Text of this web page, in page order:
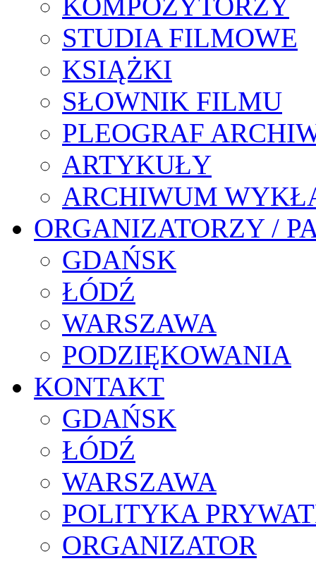
STUDIA FILMOWE
KSIĄŻKI
SŁOWNIK FILMU
PLEOGRAF
ARTYKUŁY
ARCHIWUM
ORGANIZATORZY /
GDAŃSK
ŁÓDŹ
WARSZAWA
PODZIĘKOWANIA
KONTAKT
GDAŃSK
ŁÓDŹ
WARSZAWA
POLITYKA
ORGANIZATOR